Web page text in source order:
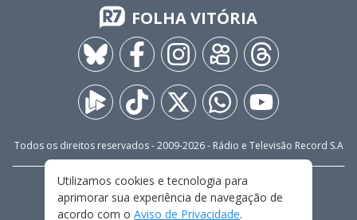
FOLHA VITÓRIA
Todos os direitos reservados - 2009-2026- Rádio e Televisão Record S.A
FALE CONOSCO
PRIVACIDADE
TERMOS E CONDIÇÕES DE USO
Utilizamos cookies e tecnologia para
aprimorar sua experiência de navegação de
acordo com o Aviso de Privacidade.